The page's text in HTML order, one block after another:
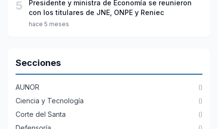
5
Presidente y ministra de Economía se reunieron
con los titulares de JNE, ONPE y Reniec
hace 5 meses
Secciones
AUNOR ()
Ciencia y Tecnología ()
Corte del Santa ()